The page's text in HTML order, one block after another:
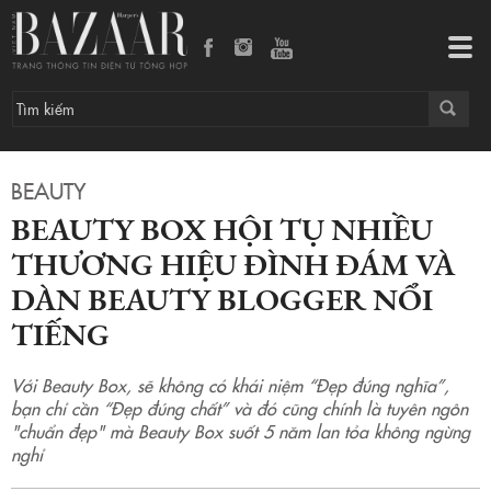
BEAUTY
BEAUTY BOX HỘI TỤ NHIỀU
THƯƠNG HIỆU ĐÌNH ĐÁM VÀ
DÀN BEAUTY BLOGGER NỔI
TIẾNG
Với Beauty Box, sẽ không có khái niệm “Đẹp đúng nghĩa”,
bạn chỉ cần “Đẹp đúng chất” và đó cũng chính là tuyên ngôn
"chuẩn đẹp" mà Beauty Box suốt 5 năm lan tỏa không ngừng
nghỉ